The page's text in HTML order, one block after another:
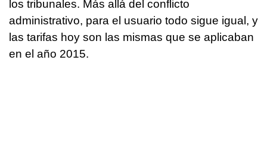
los tribunales. Más allá del conflicto
administrativo, para el usuario todo sigue igual, y
las tarifas hoy son las mismas que se aplicaban
en el año 2015.